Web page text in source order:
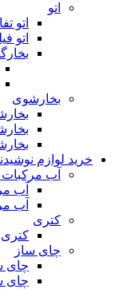
اتو
اتو
اتو
بخارشوی
خرید لوازم
آب
آب
آب
کتری
چای ساز
چای
چای